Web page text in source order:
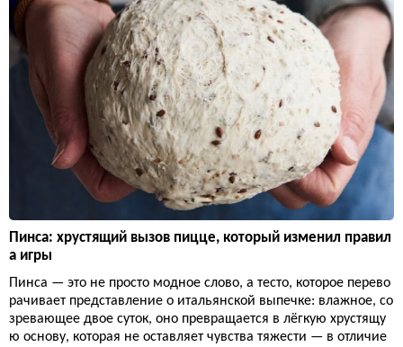
Пинса: хрустящий вызов пицце, который изменил правил
а игры
Пинса — это не просто модное слово, а тесто, которое перево
рачивает представление о итальянской выпечке: влажное, со
зревающее двое суток, оно превращается в лёгкую хрустящу
ю основу, которая не оставляет чувства тяжести — в отличие